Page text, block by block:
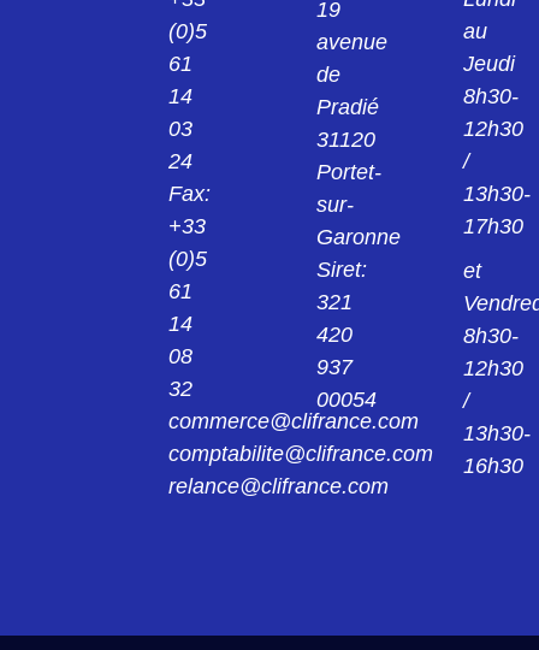
THERMORETRACTABLE 156-42G
401-56884 PIECE MOULEE
THERMORETRACTABLE 15642GW24
401-57884 pièce moulée 157-42-GW24
401-57059 pièce moulée 15743G
402-03035 pièce moulée 203-1-G
402-03184 pièce moulée 203-1-GW24
(0)5
61
14
03
24
Fax:
+33
(0)5
61
14
08
32
commerce@clifrance.com
comptabilite@clifrance.com
relance@clifrance.com
19
avenue
de
Pradié
31120
Portet-
sur-
Garonne
Siret:
321
420
937
00054
au
Jeudi
8h30-
12h30
/
13h30-
17h30
et
8h30-
12h30
/
13h30-
16h30